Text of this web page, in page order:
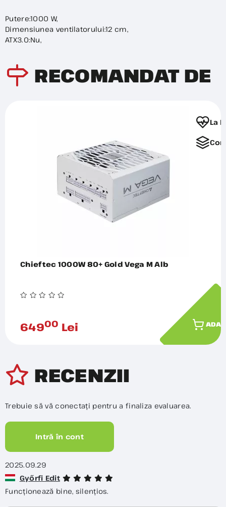
Putere:1000 W,
Dimensiunea ventilatorului:12 cm,
ATX3.0:Nu,
RECOMANDAT DE
La
Chieftec 1000W 80+ Gold Vega M Alb
64900 Lei
RECENZII
Trebuie să vă conectați pentru a finaliza evaluarea.
Intră în cont
2025.09.29
Győrfi Edit
Funcționează bine, silențios.